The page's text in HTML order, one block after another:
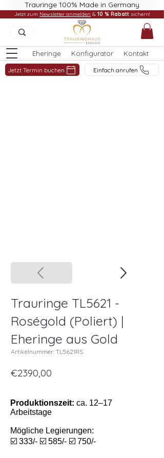
Trauringe 100% Made in Germany
Eheringe Konfigurator Kontakt
Jetzt Termin buchen Einfach anrufen
Jetzt zum Newsletter anmelden & 10 % Rabatt sichern!
Trauringe TL5621 -
Roségold (Poliert) |
Eheringe aus Gold
Artikelnummer: TL5621RS
€2390,00
Produktionszeit: ca. 12–17
Arbeitstage
Mögliche Legierungen:
☑️ 333/- ☑️ 585/- ☑️ 750/-